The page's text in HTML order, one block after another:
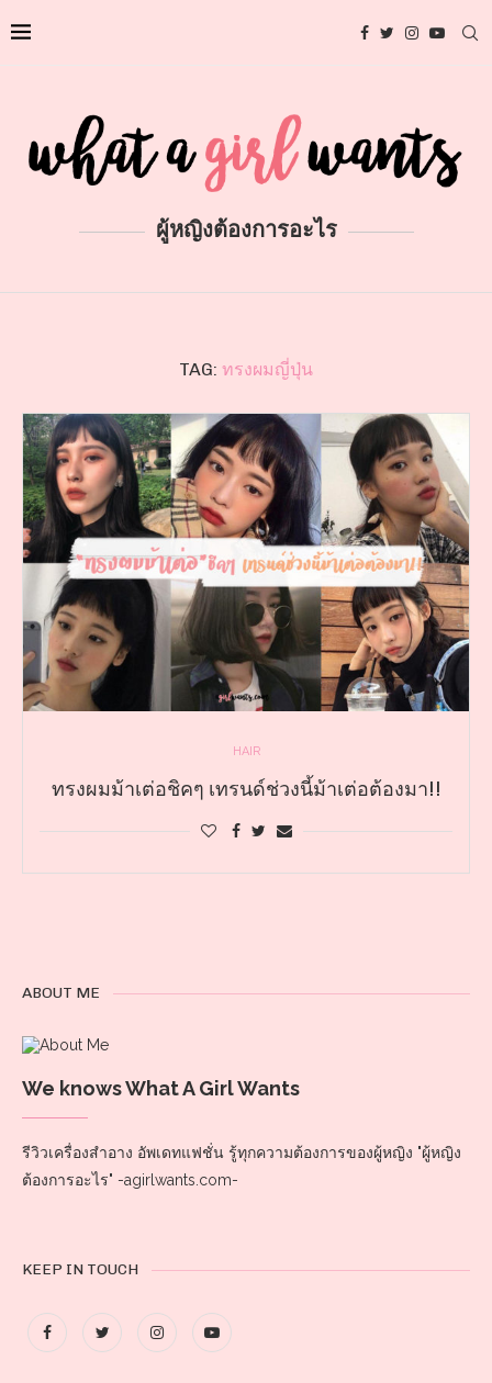
ผู้หญิงต้องการอะไร
TAG: ทรงผมญี่ปุ่น
HAIR
ทรงผมม้าเต่อชิคๆ เทรนด์ช่วงนี้ม้าเต่อต้องมา!!
ABOUT ME
We knows What A Girl Wants
รีวิวเครื่องสำอาง อัพเดทแฟชั่น รู้ทุกความต้องการของผู้หญิง "ผู้หญิง
ต้องการอะไร" -agirlwants.com-
KEEP IN TOUCH